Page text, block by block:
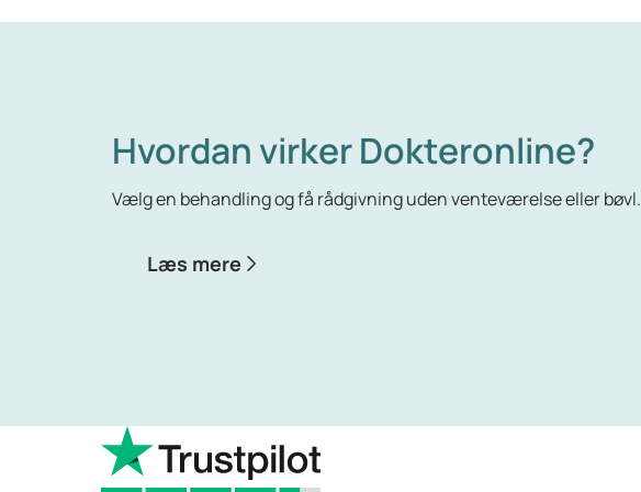
Hvordan virker Dokteronline?
Vælg en behandling og få rådgivning uden venteværelse eller bøvl.
Læs mere